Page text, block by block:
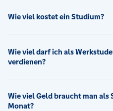
Wie viel kostet ein Studium?
Wie viel darf ich als
verdienen?
Wie viel Geld braucht man
Monat?